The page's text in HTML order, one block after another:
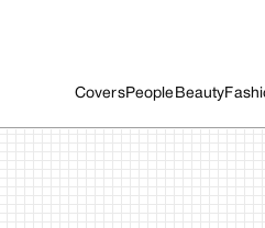
CoversPeople Beauty